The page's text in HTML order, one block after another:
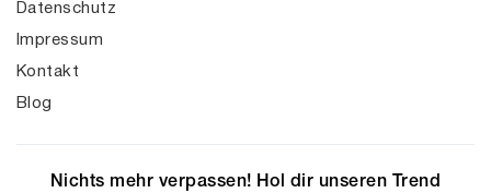
Datenschutz
Impressum
Kontakt
Blog
Nichts mehr verpassen! Hol dir unseren Trend